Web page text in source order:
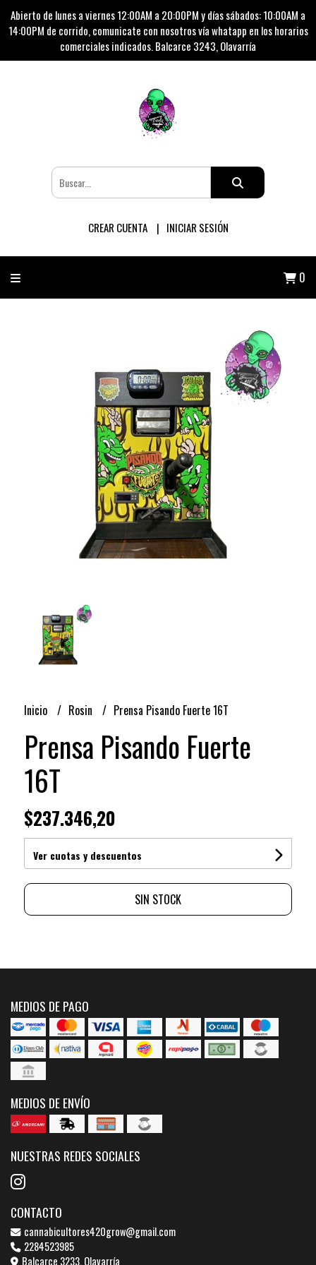
Abierto de lunes a viernes 12:00AM a 20:00PM y días sábados: 10:00AM a
14:00PM de corrido, comunicate con nosotros vía whatapp en los horarios
comerciales indicados. Balcarce 3243, Olavarría
CREAR CUENTA INICIAR SESIÓN
0
Inicio Rosin Prensa Pisando Fuerte 16T
Prensa Pisando Fuerte
16T
$237.346,20
Ver cuotas y descuentos
SIN STOCK
MEDIOS DE PAGO
MEDIOS DE ENVÍO
NUESTRAS REDES SOCIALES
CONTACTO
cannabicultores420grow@gmail.com
2284523985
Balcarce 3233, Olavarría